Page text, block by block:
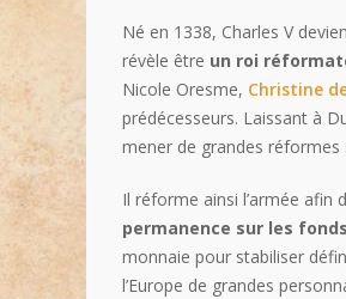
Né en 1338, Charles V
révèle être un roi
Nicole Oresme, Christine
prédécesseurs. Laissant à
mener de grandes réformes
Il réforme ainsi l’armée afin
permanence sur les
monnaie pour stabiliser
l’Europe de grandes